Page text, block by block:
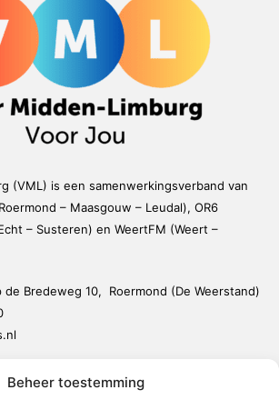
Beheer toestemming
(VML) is een samenwerkingsverband van
– Maasgouw – Leudal), OR6
– Susteren) en WeertFM (Weert –
Bredeweg 10, Roermond (De Weerstand)